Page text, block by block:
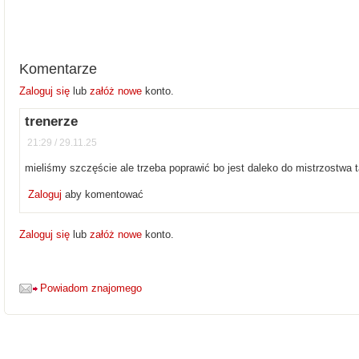
Komentarze
Zaloguj się lub załóż nowe konto.
trenerze
21:29 / 29.11.25
mieliśmy szczęście ale trzeba poprawić bo jest daleko do mistrzostwa
Zalogujaby komentować
Zaloguj się lub załóż nowe konto.
Powiadom znajomego